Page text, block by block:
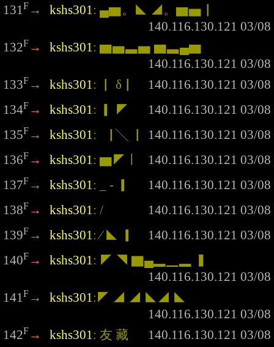
131F → kshs301: ▄▆。◣ ◢。▆▅▏
132F → kshs301: ▆▅▃▅ ▆▃▄▆
133F → kshs301: ▏ δ▏
134F → kshs301: ▎ ◤
135F → kshs301: ▕ ╲ ▏
136F → kshs301: ▆◤ ∣
137F → kshs301: _ - ▎
138F → kshs301: /
139F → kshs301: ∕ ◣ ▎
140F → kshs301: ◤ ◥ ▇▄▂▁▂ ▍
141F → kshs301:◤ ◢ ◢ ◣◢ ◣
142F → kshs301: 友 藏